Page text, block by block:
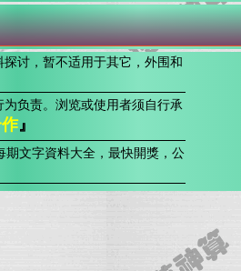
讨，暂不适用于其它，外围和
负责。浏览或使用者须自行承
』
文字資料大全，最快開獎，公